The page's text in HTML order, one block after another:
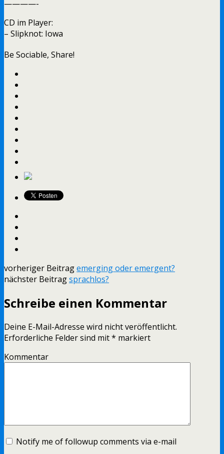
————-
CD im Player:
– Slipknot: Iowa
Be Sociable, Share!
vorheriger Beitragemerging oder emergent?
nächster Beitragsprachlos?
Schreibe einen Kommentar
Deine E-Mail-Adresse wird nicht veröffentlicht.
Erforderliche Felder sind mit* markiert
Kommentar
Notify me of followup comments via e-mail